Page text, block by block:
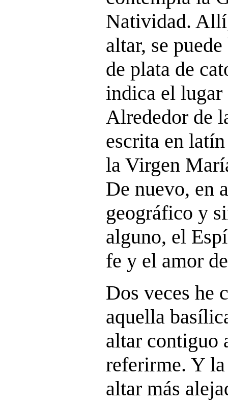
Natividad.
altar, se
de plata de
indica el
Alrededor de
escrita en
la Virgen
De nuevo, en
geográfico y
alguno, el
fe y el amor
Dos veces he
aquella
altar contiguo
referirme. Y
altar más